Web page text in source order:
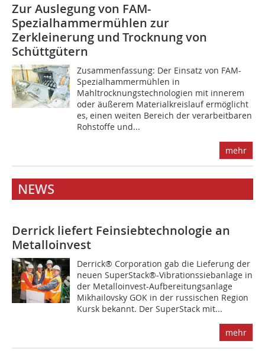
Zur Auslegung von FAM-
Spezialhammermühlen zur
Zerkleinerung und Trocknung von
Schüttgütern
Zusammenfassung: Der Einsatz von FAM-
Spezialhammermühlen in
Mahltrocknungstechnologien mit innerem
oder äußerem Materialkreislauf ermöglicht
es, einen weiten Bereich der verarbeitbaren
Rohstoffe und...
mehr
NEWS
Derrick liefert Feinsiebtechnologie an
Metalloinvest
Derrick® Corporation gab die Lieferung der
neuen SuperStack®-Vibrationssiebanlage in
der Metalloinvest-Aufbereitungsanlage
Mikhailovsky GOK in der russischen Region
Kursk bekannt. Der SuperStack mit...
mehr